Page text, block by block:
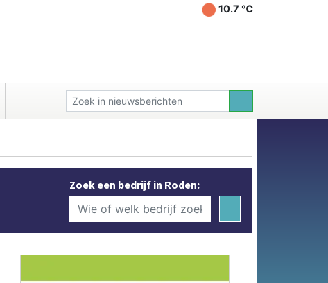
10.7 ℃
Zoek een bedrijf in Roden: